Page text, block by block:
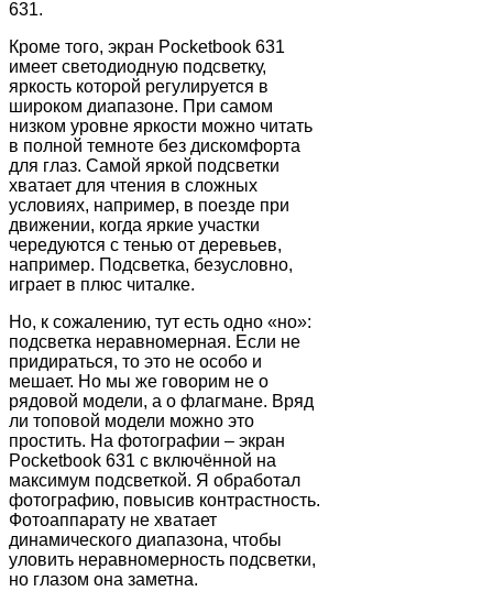
631.
Кроме того, экран Pocketbook 631
имеет светодиодную подсветку,
яркость которой регулируется в
широком диапазоне. При самом
низком уровне яркости можно читать
в полной темноте без дискомфорта
для глаз. Самой яркой подсветки
хватает для чтения в сложных
условиях, например, в поезде при
движении, когда яркие участки
чередуются с тенью от деревьев,
например. Подсветка, безусловно,
играет в плюс читалке.
Но, к сожалению, тут есть одно «но»:
подсветка неравномерная. Если не
придираться, то это не особо и
мешает. Но мы же говорим не о
рядовой модели, а о флагмане. Вряд
ли топовой модели можно это
простить. На фотографии – экран
Pocketbook 631 с включённой на
максимум подсветкой. Я обработал
фотографию, повысив контрастность.
Фотоаппарату не хватает
динамического диапазона, чтобы
уловить неравномерность подсветки,
но глазом она заметна.